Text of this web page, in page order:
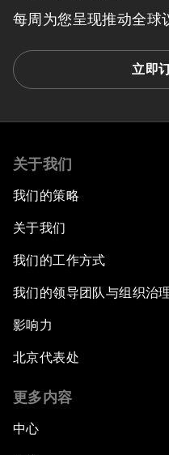
每周为您呈现推动全球
立即
关于我们
我们的策略
关于我们
我们的工作方式
我们的领导团队与组织治
影响力
北京代表处
更多内容
中心